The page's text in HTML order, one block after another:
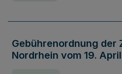
Gebührenordnung der
Nordrhein vom 19.